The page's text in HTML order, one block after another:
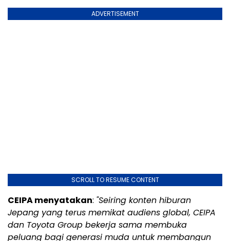
ADVERTISEMENT
SCROLL TO RESUME CONTENT
CEIPA menyatakan: "Seiring konten hiburan
Jepang yang terus memikat audiens global, CEIPA
dan Toyota Group bekerja sama membuka
peluang bagi generasi muda untuk membangun